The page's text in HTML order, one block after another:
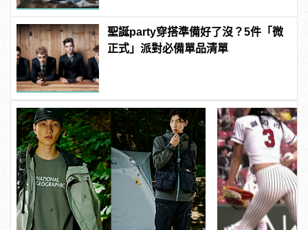
聖誕party穿搭準備好了沒？5件「微
正式」派對必備單品清單